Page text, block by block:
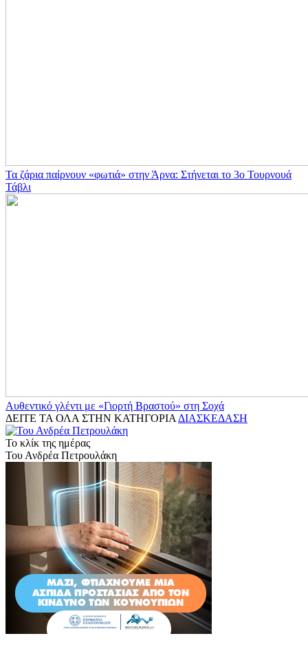
Τα ζάρια παίρνουν «φωτιά» στην Άρνα: Στήνεται το 3ο Τουρνουά
Τάβλι
Αυθεντικό γλέντι με «Γιορτή Βραστού» στη Σοχά
ΔΕΙΤΕ ΤΑ ΟΛΑ ΣΤΗΝ ΚΑΤΗΓΟΡΙΑ ΔΙΑΣΚΕΔΑΣΗ
Το κλίκ της ημέρας
Του Ανδρέα Πετρουλάκη